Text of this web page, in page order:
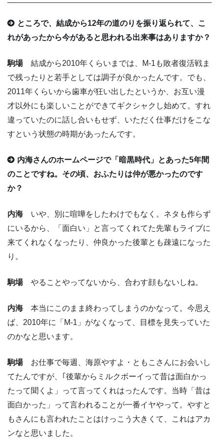
ところで、結成から12年の道のりを振り返られて、こ
れがあったから今があると思われる出来事はありますか？
駒場結成から2010年くらいまでは、M-1も敗者復活戦ま
で残ったりと若手としては調子が良かったんです。でも、
2011年くらいから歯車が狂い出したというか、お互い漫
才以外にも楽しいことができてギクシャクし始めて。すれ
違っていたのに話し合いもせず、いただく仕事だけをこな
すという状態の時期があったんです。
内海さんのホームページで「暗黒時代」とあった5年間
のことですね。その頃、おふたりは仲が悪かったのです
か？
内海 いや、別に喧嘩をしたわけでもなく。ネタも作らず
にいるから、「面白い」と言ってくれてた先輩もライブに
来てくれなくなったり、仲良かった後輩とも疎遠になった
り。
駒場やることやってないから、合わす顔もないしね。
内海 本当にこのまま終わってしまうのかなって。今思え
ば、2010年に「M-1」がなくなって、目標を見失っていた
のかなと思います。
駒場お仕事で毎週、海原やすよ・ともこさんにお会いし
てたんですが、｢後輩からミルクボーイって昔は面白かっ
たって聞くよ」って言ってくれはったんです。当時「昔は
面白かった」って言われることが一番イヤやって。やすと
もさんにも言われたことはけっこう大きくて、これはアカ
ンなと思いました。